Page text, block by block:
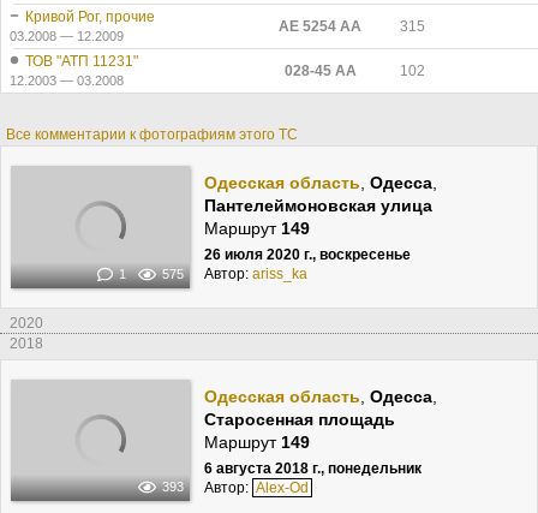
Кривой Рог, прочие
03.2008 — 12.2009
AE 5254 AA 315
ТОВ "АТП 11231"
12.2003 — 03.2008
028-45 АА 102
Все комментарии к фотографиям этого ТС
1 575
Одесская область, Одесса,
Пантелеймоновская улица
Маршрут149
26 июля 2020 г., воскресенье
Автор: ariss_ka
2020
2018
393
Одесская область Одесса,
Старосенная площадь
Маршрут 149
6 августа 2018 г., понедельник
Автор: Alex-Od